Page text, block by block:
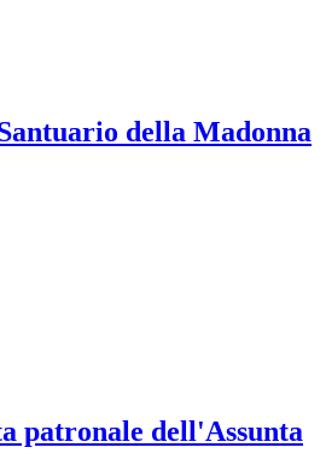
della Madonna
patronale dell'Assunta